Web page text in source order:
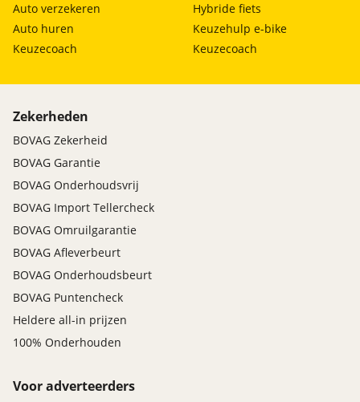
Auto verzekeren
Auto huren
Keuzecoach
Hybride fiets
Keuzehulp e-bike
Keuzecoach
Zekerheden
BOVAG Zekerheid
BOVAG Garantie
BOVAG Onderhoudsvrij
BOVAG Import Tellercheck
BOVAG Omruilgarantie
BOVAG Afleverbeurt
BOVAG Onderhoudsbeurt
BOVAG Puntencheck
Heldere all-in prijzen
100% Onderhouden
Voor adverteerders